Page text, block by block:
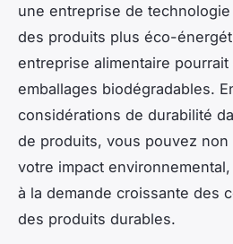
une entreprise de
des produits plus éco-
entreprise alimentaire
emballages biodégradables.
considérations de durabilité
de produits, vous pouvez
votre impact
à la demande croissante des
des produits durables.